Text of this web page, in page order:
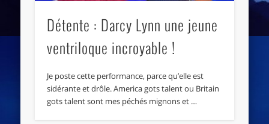
Détente : Darcy Lynn une jeune
ventriloque incroyable !
Je poste cette performance, parce qu’elle est
sidérante et drôle. America gots talent ou Britain
gots talent sont mes péchés mignons et …